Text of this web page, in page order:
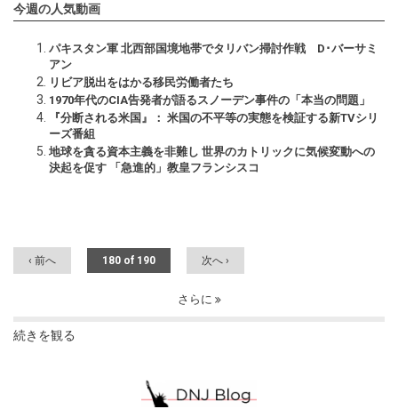
今週の人気動画
パキスタン軍 北西部国境地帯でタリバン掃討作戦 D･バーサミ
アン
リビア脱出をはかる移民労働者たち
1970年代のCIA告発者が語るスノーデン事件の「本当の問題」
『分断される米国』： 米国の不平等の実態を検証する新TVシリ
ーズ番組
地球を貪る資本主義を非難し 世界のカトリックに気候変動への
決起を促す 「急進的」教皇フランシスコ
‹ 前へ 180 of 190 次へ ›
さらに
続きを観る